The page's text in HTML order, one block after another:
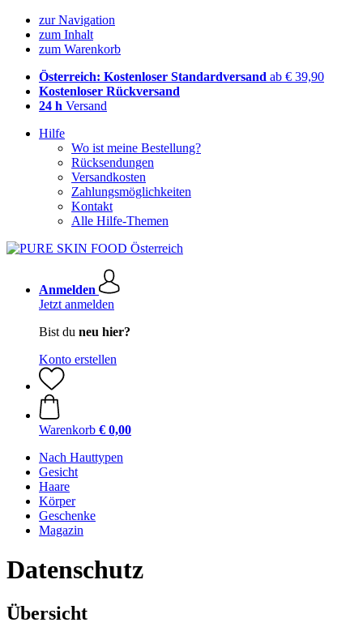
zur Navigation
zum Inhalt
zum Warenkorb
Österreich: Kostenloser Standardversand ab € 39,90
Kostenloser Rückversand
24 h Versand
Hilfe
Wo ist meine Bestellung?
Rücksendungen
Versandkosten
Zahlungsmöglichkeiten
Kontakt
Alle Hilfe-Themen
Anmelden
Jetzt anmelden
Bist du neu hier?
Konto erstellen
Warenkorb € 0,00
Nach Hauttypen
Gesicht
Haare
Körper
Geschenke
Magazin
Datenschutz
Übersicht